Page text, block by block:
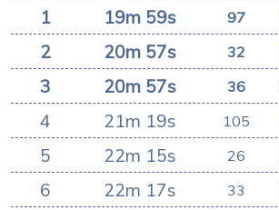
1 19m 59s 97
2 20m 57s 32
3 20m 57s 36
4 21m 19s 105
5 22m 15s 26
6 22m 17s 33